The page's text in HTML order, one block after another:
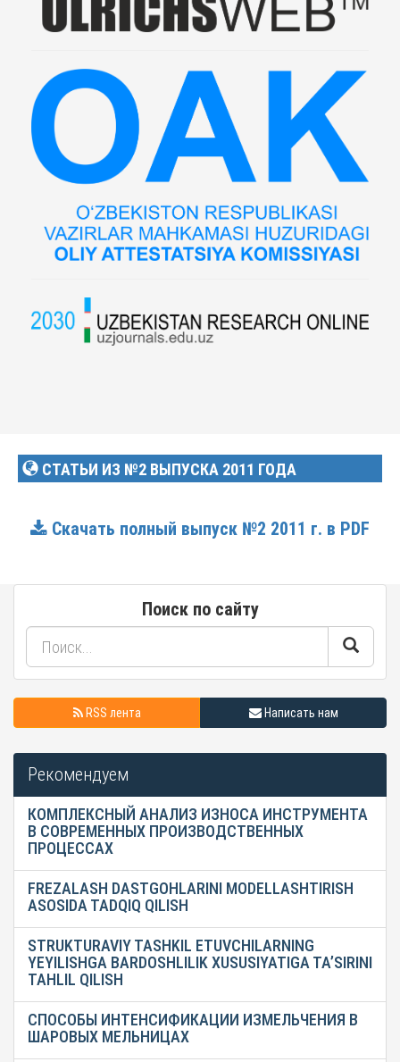
СТАТЬИ ИЗ №2 ВЫПУСКА 2011 ГОДА
Скачать полный выпуск №2 2011 г. в PDF
Поиск по сайту
RSS лента Написать нам
Рекомендуем
КОМПЛЕКСНЫЙ АНАЛИЗ ИЗНОСА ИНСТРУМЕНТА
В СОВРЕМЕННЫХ ПРОИЗВОДСТВЕННЫХ
ПРОЦЕССАХ
FREZALASH DASTGOHLARINI MODELLASHTIRISH
ASOSIDA TADQIQ QILISH
STRUKTURAVIY TASHKIL ETUVCHILARNING
YEYILISHGA BARDOSHLILIK XUSUSIYATIGA TA’SIRINI
TAHLIL QILISH
СПОСОБЫ ИНТЕНСИФИКАЦИИ ИЗМЕЛЬЧЕНИЯ В
ШАРОВЫХ МЕЛЬНИЦАХ